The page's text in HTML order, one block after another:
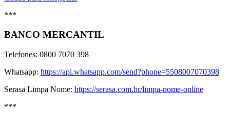
***
BANCO MERCANTIL
Telefones: 0800 7070 398
Whatsapp: https://api.whatsapp.com/send?phone=5508007070398
Serasa Limpa Nome: https://serasa.com.br/limpa-nome-online
***